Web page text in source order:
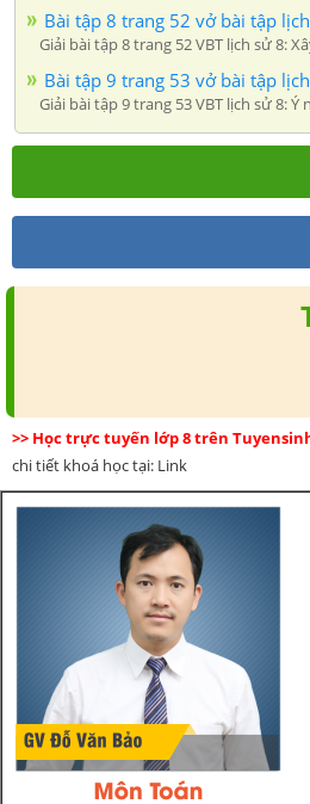
Bài tập 8 trang 52 vở bài tập
Giải bài tập 8 trang 52 VBT lịch sử 8:
Bài tập 9 trang 53 vở bài tập
Giải bài tập 9 trang 53 VBT lịch sử 8:
>> Học trực tuyến lớp 8 trên
chi tiết khoá học tại: Link